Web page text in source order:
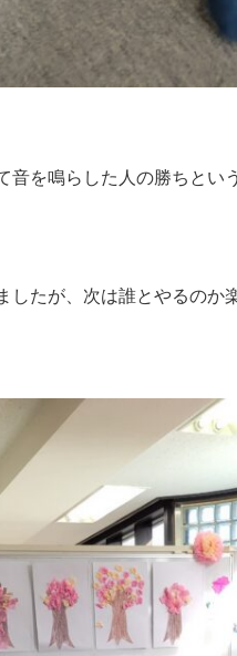
を鳴らした人の勝ちとい
たが、次は誰とやるのか